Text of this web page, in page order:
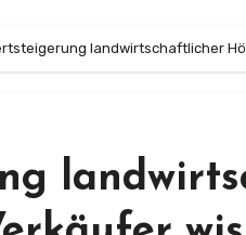
landwirtschaftlicher